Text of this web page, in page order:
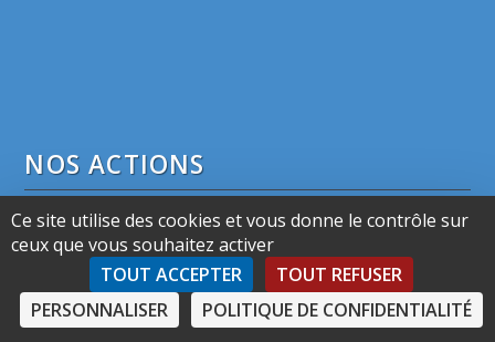
NOS ACTIONS
La Paix Maintenant a organisé des centaines de
manifestations ou réunions publiques, à Paris comme en
province où des cercles de sympathisants se sont formés. Elle
diffuse régulièrement une newsletter à ses abonnés et prend
également la parole sur Judaïques FM.En savoir plus...
Ce site utilise des cookies et vous donne le contrôle sur
ceux que vous souhaitez activer
TOUT ACCEPTER
TOUT REFUSER
PERSONNALISER
POLITIQUE DE CONFIDENTIALITÉ